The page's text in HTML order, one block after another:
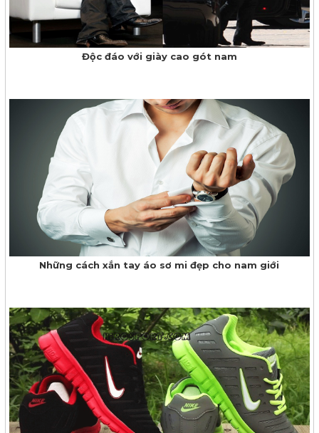
Độc đáo với giày cao gót nam
Những cách xắn tay áo sơ mi đẹp cho nam giới